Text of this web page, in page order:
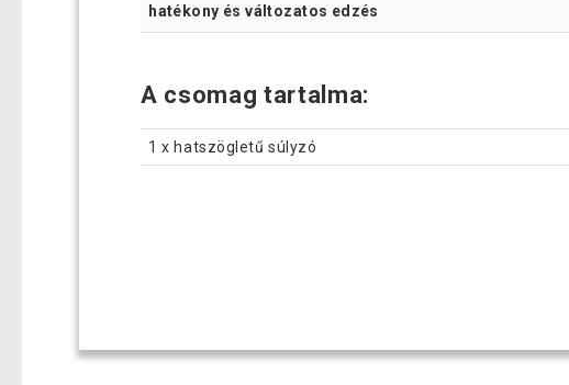
hatékony és változatos edzés
A csomag tartalma:
1 x hatszögletű súlyzó